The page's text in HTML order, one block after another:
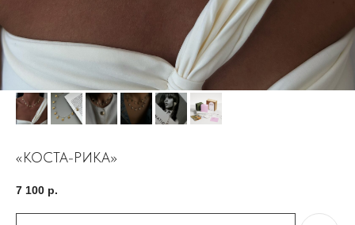
«КОСТА-РИКА»
7 100 р.